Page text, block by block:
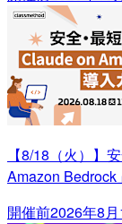
【8/18（火）】
Amazon Bedrock
開催前2026年8